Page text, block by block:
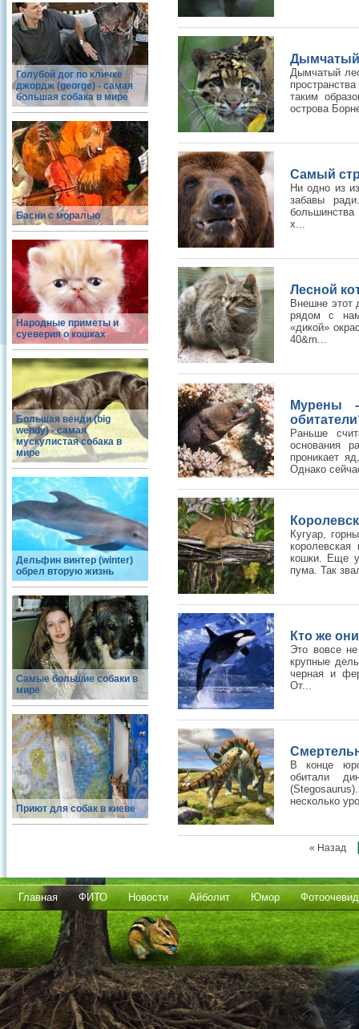
Голубой дог по кличке
джордж (george) - самая
большая собака в мире
Басни с моралью
Народные приметы и
суеверия о кошках
Большая венди (big
wendy) - самая
мускулистая собака в
мире
Дельфин винтер (winter)
обрел вторую жизнь
Самые большие собаки в
мире
Приют для собак в киеве
Дымчатый
Дымчатый
таким
острова
Самый
Ни одно из
забавы
х...
Лесной
Внешне этот
рядом с
«дикой»
40&m...
Мурены
Раньше
основания
проникает
Однако
Кугуар,
кошки. Еще
пума. Так
Кто же
Это вовсе
крупные
черная и
От...
В конце
обитали
несколько
« Назад
Главная ФИТО Новости Айболит Юмор